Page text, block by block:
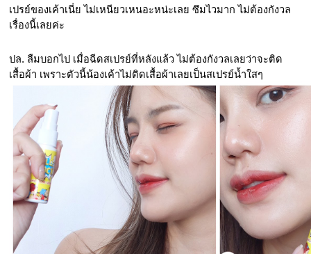
เปรย์ของเค้าเนี่ย ไม่เหนียวเหนอะหน่ะเลย ซึมไวมาก ไม่ต้องกังวล
เรื่องนี้เลยค่ะ
ปล. ลืมบอกไป เมื่อฉีดสเปรย์ที่หลังแล้ว ไม่ต้องกังวลเลยว่าจะติด
เสื้อผ้า เพราะตัวนี้น้องเค้าไม่ติดเสื้อผ้าเลยเป็นสเปรย์น้ำใสๆ